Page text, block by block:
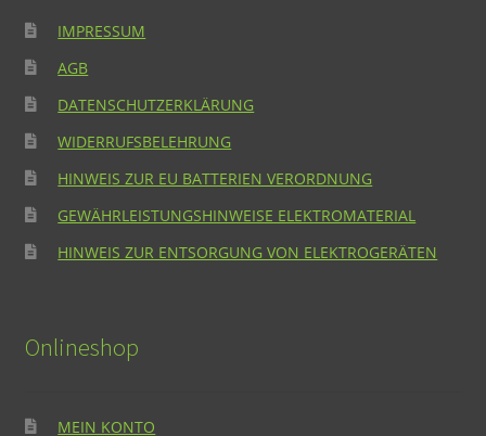
IMPRESSUM
AGB
DATENSCHUTZERKLÄRUNG
WIDERRUFSBELEHRUNG
HINWEIS ZUR EU BATTERIEN VERORDNUNG
GEWÄHRLEISTUNGSHINWEISE ELEKTROMATERIAL
HINWEIS ZUR ENTSORGUNG VON ELEKTROGERÄTEN
Onlineshop
MEIN KONTO